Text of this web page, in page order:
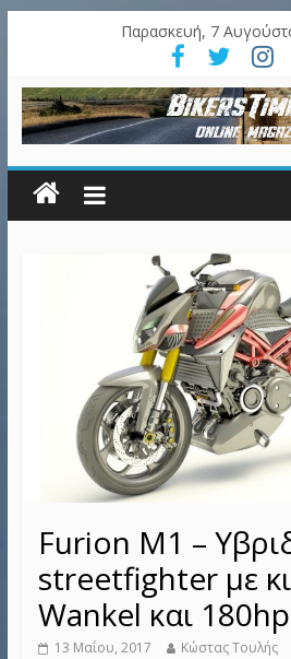
Παρασκευή, 7
Furion M1 –
streetfighter με
Wankel και
13 Μαΐου, 2017 Κώστας Τουλής